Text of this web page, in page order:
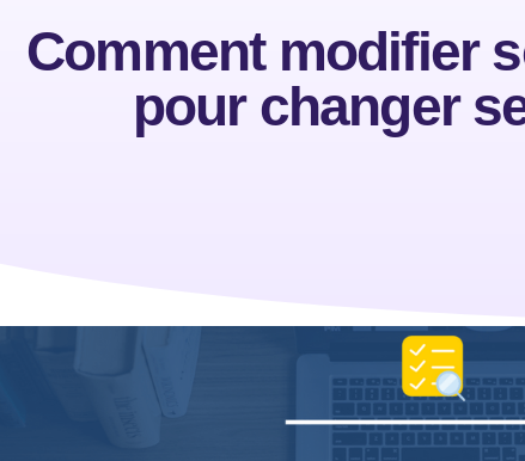
Comment modifier
pour changer